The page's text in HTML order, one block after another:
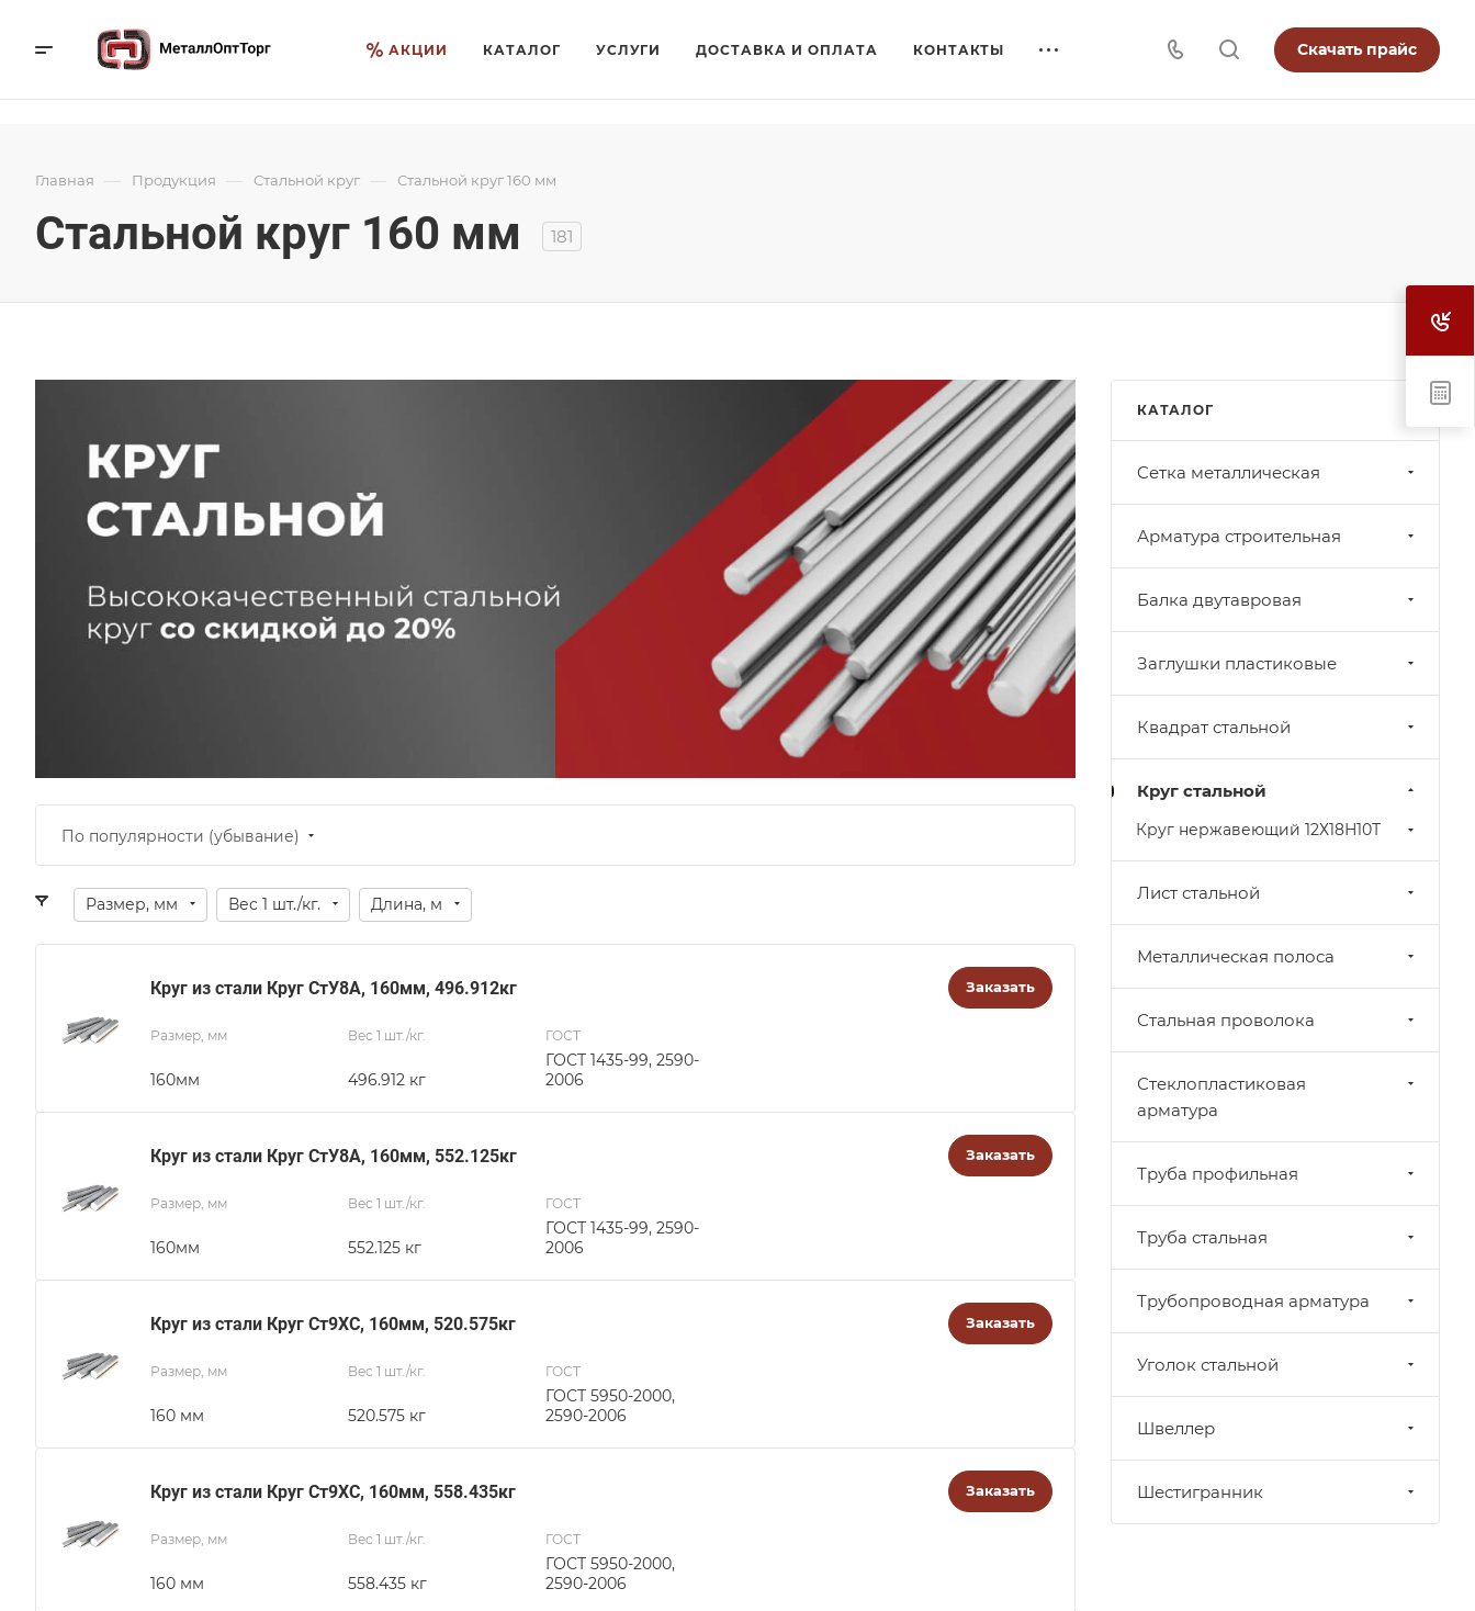
АКЦИИ КАТАЛОГ УСЛУГИ ДОСТАВКА И ОПЛАТА КОНТАКТЫ Скачать прайс
Главная — Продукция — Стальной круг — Стальной круг 160 мм
Стальной круг 160 мм 181
По популярности (убывание)
Размер, мм Вес 1 шт./кг. Длина, м
Круг из стали Круг СтУ8А, 160мм, 496.912кг Заказать
Размер, мм
160мм
Вес 1 шт./кг.
496.912 кг
ГОСТ
ГОСТ 1435-99, 2590-
2006
Круг из стали Круг СтУ8А, 160мм, 552.125кг Заказать
Размер, мм
160мм
Вес 1 шт./кг.
552.125 кг
ГОСТ
ГОСТ 1435-99, 2590-
2006
Круг из стали Круг Ст9ХС, 160мм, 520.575кг Заказать
Размер, мм
160 мм
Вес 1 шт./кг.
520.575 кг
ГОСТ
ГОСТ 5950-2000,
2590-2006
Круг из стали Круг Ст9ХС, 160мм, 558.435кг Заказать
Размер, мм
160 мм
Вес 1 шт./кг.
558.435 кг
ГОСТ
ГОСТ 5950-2000,
2590-2006
КАТАЛОГ
Cетка металлическая
Арматура строительная
Балка двутавровая
Заглушки пластиковые
Квадрат стальной
Круг стальной
Круг нержавеющий 12Х18Н10Т
Лист стальной
Металлическая полоса
Стальная проволока
Стеклопластиковая
арматура
Труба профильная
Труба стальная
Трубопроводная арматура
Уголок стальной
Швеллер
Шестигранник